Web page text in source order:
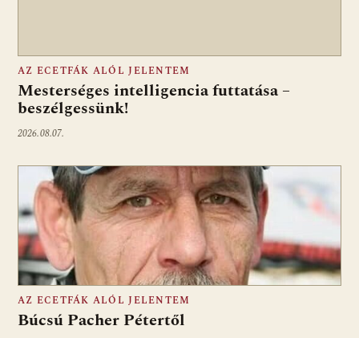
AZ ECETFÁK ALÓL JELENTEM
Mesterséges intelligencia futtatása –
beszélgessünk!
2026.08.07.
AZ ECETFÁK ALÓL JELENTEM
Búcsú Pacher Pétertől